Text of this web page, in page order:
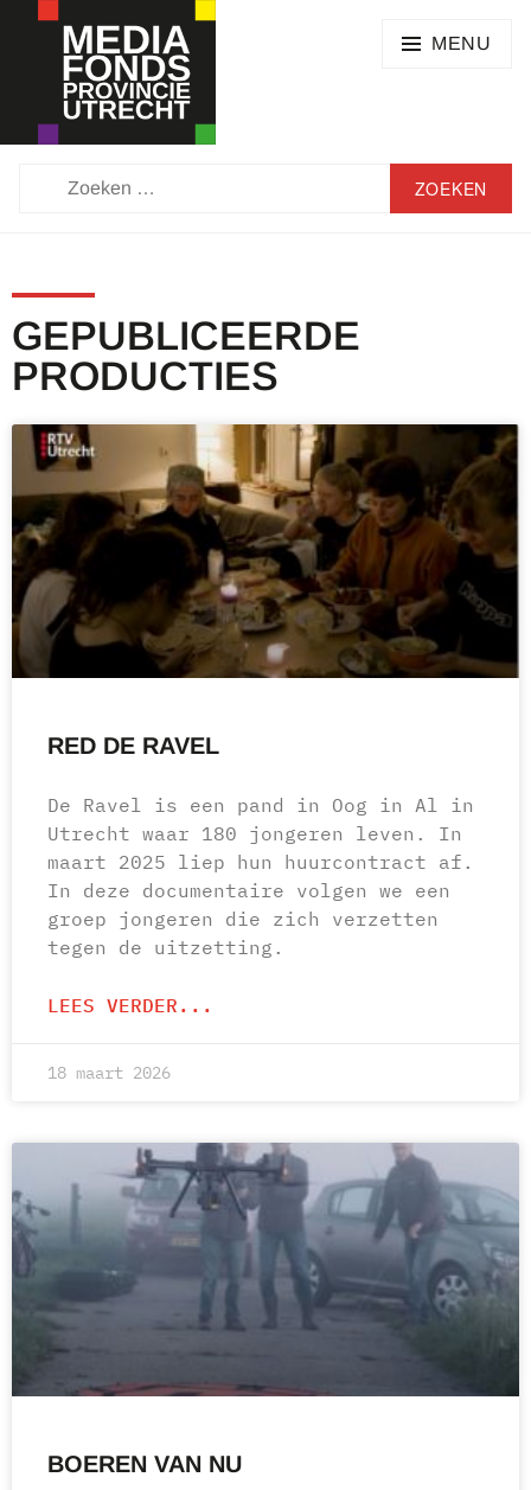
MENU
GEPUBLICEERDE
PRODUCTIES
RED DE RAVEL
De Ravel is een pand in Oog in Al in
Utrecht waar 180 jongeren leven. In
maart 2025 liep hun huurcontract af.
In deze documentaire volgen we een
groep jongeren die zich verzetten
tegen de uitzetting.
LEES VERDER...
18 maart 2026
BOEREN VAN NU